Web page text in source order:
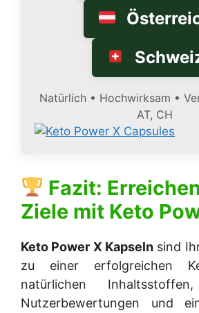
Natürlich • Hochwirksam •
AT, CH
Fazit:
Ziele mit Keto
Keto Power X Kapseln sind
zu einer erfolgreichen
natürlichen
Nutzerbewertungen und